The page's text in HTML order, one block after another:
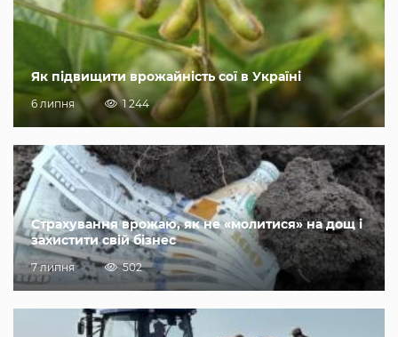
Як підвищити врожайність сої в Україні
6 липня 1 244
Страхування врожаю, як не «молитися» на дощ і
захистити свій бізнес
7 липня 502